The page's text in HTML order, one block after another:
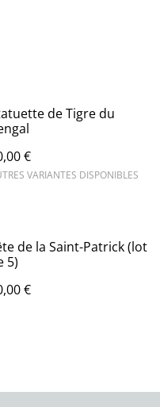
de Tigre du
€
VARIANTES DISPONIBLES
de la Saint-Patrick (lot
5)
€